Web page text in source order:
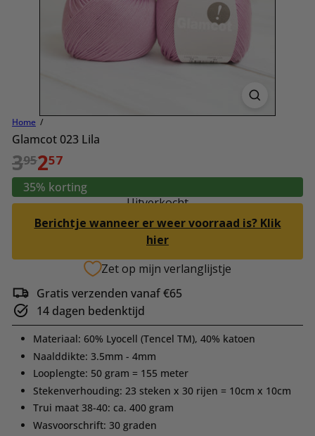
Home
Glamcot 023 Lila
Normale
prijs
395
Aanbiedingsprijs
257
35% korting
Uitverkocht
Berichtje wanneer er weer voorraad is? Klik
hier
Zet op mijn verlanglijstje
Gratis verzenden vanaf €65
14 dagen bedenktijd
Materiaal: 60% Lyocell (Tencel TM), 40% katoen
Naalddikte: 3.5mm - 4mm
Looplengte: 50 gram = 155 meter
Stekenverhouding: 23 steken x 30 rijen = 10cm x 10cm
Trui maat 38-40: ca. 400 gram
Wasvoorschrift: 30 graden